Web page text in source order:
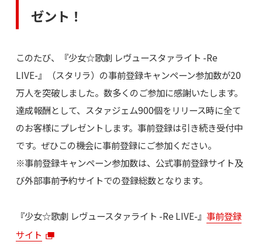
ゼント！
このたび、『少女☆歌劇 レヴュースタァライト -Re
LIVE-』（スタリラ）の事前登録キャンペーン参加数が20
万人を突破しました。数多くのご参加に感謝いたします。
達成報酬として、スタァジェム900個をリリース時に全て
のお客様にプレゼントします。事前登録は引き続き受付中
です。ぜひこの機会に事前登録にご参加ください。
※事前登録キャンペーン参加数は、公式事前登録サイト及
び外部事前予約サイトでの登録総数となります。
『少女☆歌劇 レヴュースタァライト -Re LIVE-』 事前登録
サイト